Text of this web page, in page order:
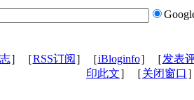
］［RSS订阅 ］［iBloginfo］［发表
印此文］［关闭窗口 ］